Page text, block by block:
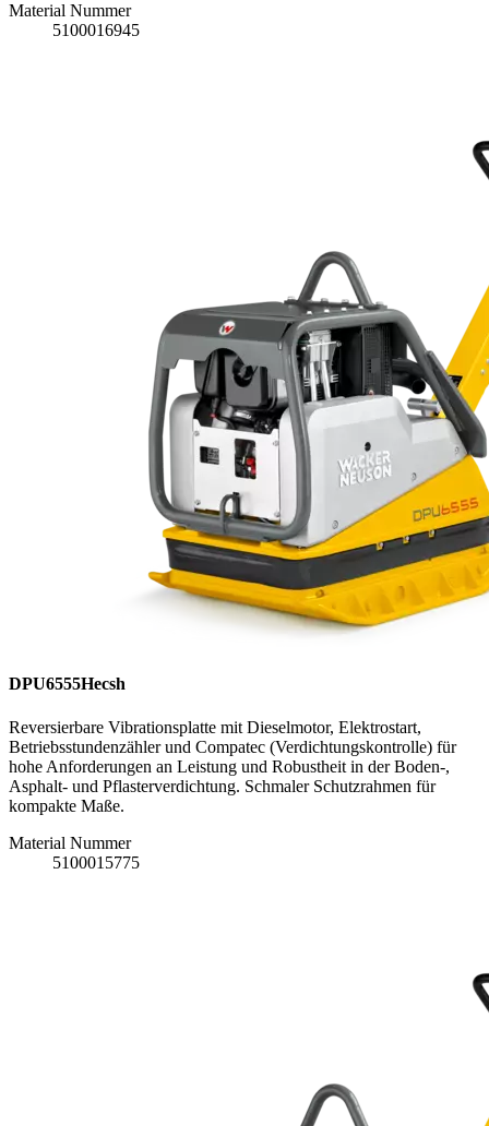
Material Nummer
5100016945
DPU6555Hecsh
Reversierbare Vibrationsplatte mit Dieselmotor, Elektrostart,
Betriebsstundenzähler und Compatec (Verdichtungskontrolle) für
hohe Anforderungen an Leistung und Robustheit in der Boden-,
Asphalt- und Pflasterverdichtung. Schmaler Schutzrahmen für
kompakte Maße.
Material Nummer
5100015775